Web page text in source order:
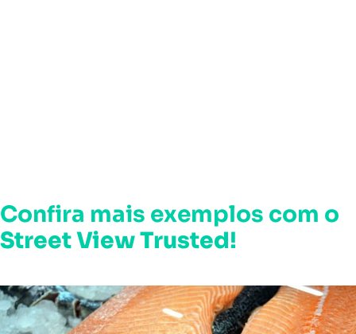
Confira mais exemplos com o
Street View Trusted!